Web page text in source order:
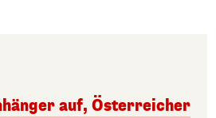
auf, Österreicher